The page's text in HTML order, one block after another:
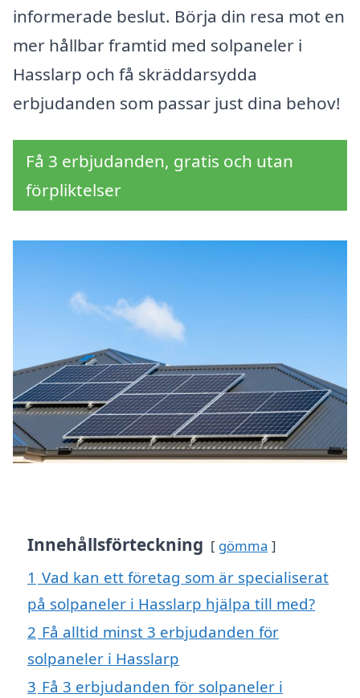
informerade beslut. Börja din resa mot en
mer hållbar framtid med solpaneler i
Hasslarp och få skräddarsydda
erbjudanden som passar just dina behov!
Få 3 erbjudanden, gratis och utan
förpliktelser
Innehållsförteckning gömma
1 Vad kan ett företag som är specialiserat
på solpaneler i Hasslarp hjälpa till med?
2 Få alltid minst 3 erbjudanden för
solpaneler i Hasslarp
3 Få 3 erbjudanden för solpaneler i